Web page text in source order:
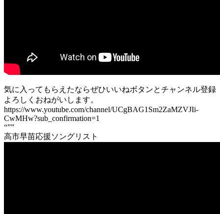
気に入ってもらえたならぜひいいねボタンとチャンネル登録
よろしくおねがいします。
https://www.youtube.com/channel/UCgBAG1Sm2ZaMZVJIi-
CwMHw?sub_confirmation=1
“””
高市早苗応援ソングリスト